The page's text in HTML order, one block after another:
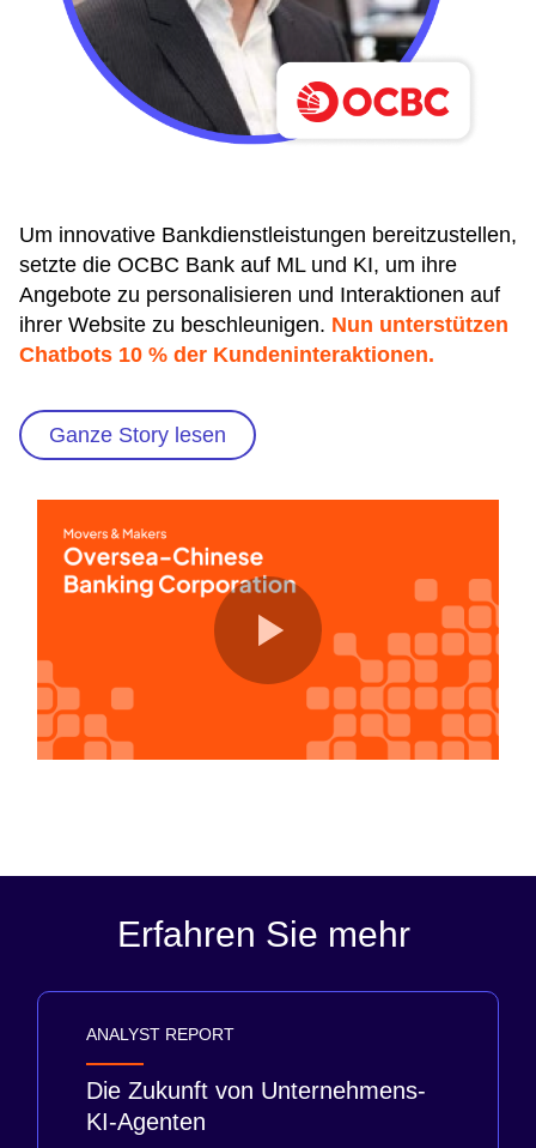
Um innovative Bankdienstleistungen bereitzustellen,
setzte die OCBC Bank auf ML und KI, um ihre
Angebote zu personalisieren und Interaktionen auf
ihrer Website zu beschleunigen. Nun unterstützen
Chatbots 10 % der Kundeninteraktionen.
Ganze Story lesen
Erfahren Sie mehr
ANALYST REPORT
Die Zukunft von Unternehmens-
KI-Agenten